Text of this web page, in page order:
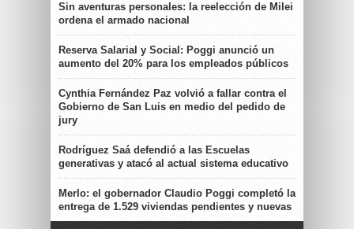
Sin aventuras personales: la reelección de Milei
ordena el armado nacional
Reserva Salarial y Social: Poggi anunció un
aumento del 20% para los empleados públicos
Cynthia Fernández Paz volvió a fallar contra el
Gobierno de San Luis en medio del pedido de
jury
Rodríguez Saá defendió a las Escuelas
generativas y atacó al actual sistema educativo
Merlo: el gobernador Claudio Poggi completó la
entrega de 1.529 viviendas pendientes y nuevas